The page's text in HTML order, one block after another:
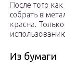
После того
собрать в
красна.
Из бумаги